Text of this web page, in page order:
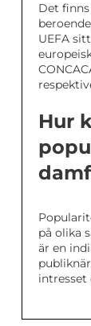
Det
UEFA
Hur
på olika
är en
intresset